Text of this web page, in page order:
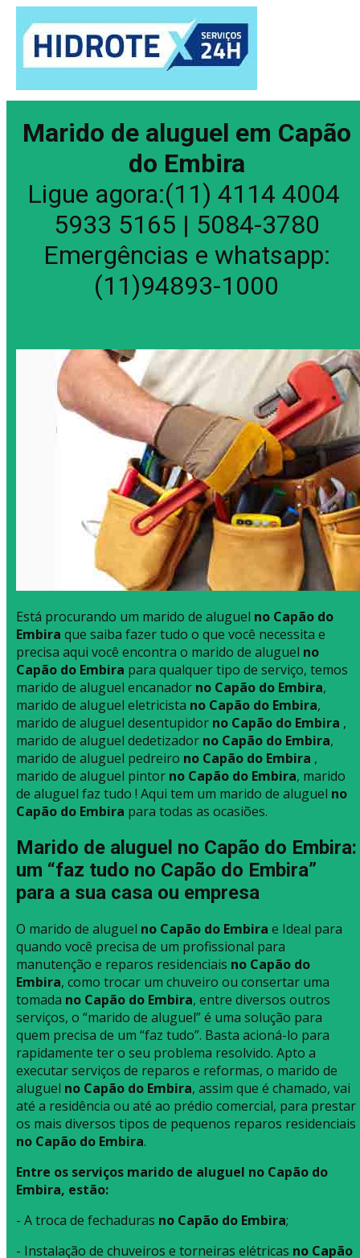
Marido de aluguel em Capão
do Embira
Ligue agora:(11) 4114 4004
5933 5165 | 5084-3780
Emergências e whatsapp:
(11)94893-1000
Está procurando um marido de aluguel no Capão do
Embira que saiba fazer tudo o que você necessita e
precisa aqui você encontra o marido de aluguel no
Capão do Embira para qualquer tipo de serviço, temos
marido de aluguel encanador no Capão do Embira,
marido de aluguel eletricista no Capão do Embira,
marido de aluguel desentupidor no Capão do Embira ,
marido de aluguel dedetizador no Capão do Embira,
marido de aluguel pedreiro no Capão do Embira ,
marido de aluguel pintor no Capão do Embira, marido
de aluguel faz tudo ! Aqui tem um marido de aluguel no
Capão do Embira para todas as ocasiões.
Marido de aluguel no Capão do Embira:
um “faz tudo no Capão do Embira”
para a sua casa ou empresa
O marido de aluguel no Capão do Embira e Ideal para
quando você precisa de um profissional para
manutenção e reparos residenciais no Capão do
Embira, como trocar um chuveiro ou consertar uma
tomada no Capão do Embira, entre diversos outros
serviços, o “marido de aluguel” é uma solução para
quem precisa de um “faz tudo”. Basta acioná-lo para
rapidamente ter o seu problema resolvido. Apto a
executar serviços de reparos e reformas, o marido de
aluguel no Capão do Embira, assim que é chamado, vai
até a residência ou até ao prédio comercial, para prestar
os mais diversos tipos de pequenos reparos residenciais
no Capão do Embira.
Entre os serviços marido de aluguel no Capão do
Embira, estão:
- A troca de fechaduras no Capão do Embira;
- Instalação de chuveiros e torneiras elétricas no Capão